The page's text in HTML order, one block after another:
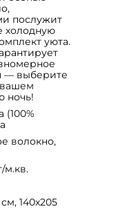
послужит
холодную
уюта.
— выберите
вашем
ночь!
волокно,
м.кв.
140х205